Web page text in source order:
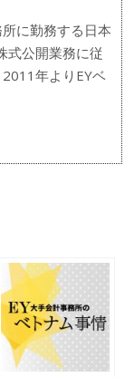
に勤務する日本
式公開業務に従
年よりEYベ